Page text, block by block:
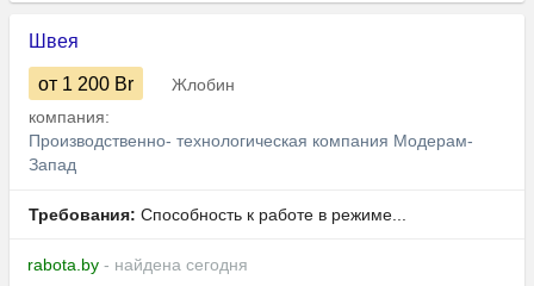
Швея
от 1 200 Br
Жлобин
компания:
Производственно- технологическая компания Модерам-
Запад
Требования: Способность к работе в режиме...
rabota.by - найдена сегодня